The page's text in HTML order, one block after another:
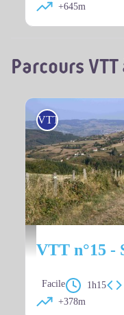
+645m
Parcours
VTT
Facile 1h15
+378m